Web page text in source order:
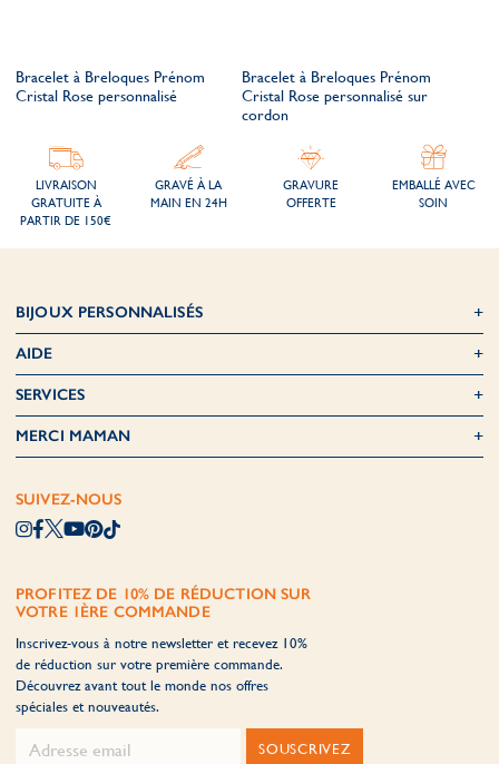
Bracelet à Breloques Prénom
Cristal Rose personnalisé
Bracelet à Breloques Prénom
Cristal Rose personnalisé sur
cordon
LIVRAISON
GRATUITE À
PARTIR DE 150€
GRAVÉ À LA
MAIN EN 24H
GRAVURE
OFFERTE
EMBALLÉ AVEC
SOIN
BIJOUX PERSONNALISÉS
AIDE
SERVICES
MERCI MAMAN
SUIVEZ-NOUS
PROFITEZ DE 10% DE RÉDUCTION SUR
VOTRE 1ÈRE COMMANDE
Inscrivez-vous à notre newsletter et recevez 10%
de réduction sur votre première commande.
Découvrez avant tout le monde nos offres
spéciales et nouveautés.
SOUSCRIVEZ